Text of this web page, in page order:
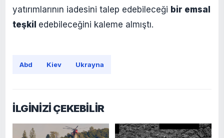
yatırımlarının iadesini talep edebileceği bir emsal
teşkil edebileceğini kaleme almıştı.
Abd Kiev Ukrayna
İLGİNİZİ ÇEKEBİLİR